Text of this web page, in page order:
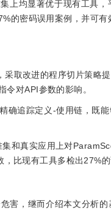
上均显著优于现有工具，
的密码误用案例，并可
采取改进的程序切片策略
对API参数的影响。
确追踪定义-使用链，既
和真实应用上对
，比现有工具多检出27%的
害，继而介绍本文分析